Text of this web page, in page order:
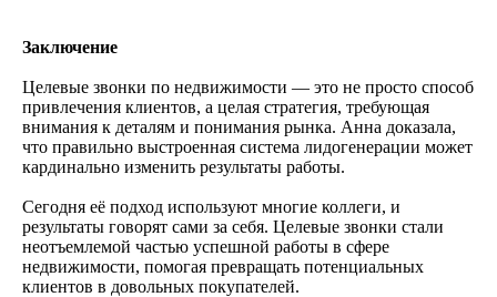
Заключение
Целевые звонки по недвижимости — это не просто способ
привлечения клиентов, а целая стратегия, требующая
внимания к деталям и понимания рынка. Анна доказала,
что правильно выстроенная система лидогенерации может
кардинально изменить результаты работы.
Сегодня её подход используют многие коллеги, и
результаты говорят сами за себя. Целевые звонки стали
неотъемлемой частью успешной работы в сфере
недвижимости, помогая превращать потенциальных
клиентов в довольных покупателей.